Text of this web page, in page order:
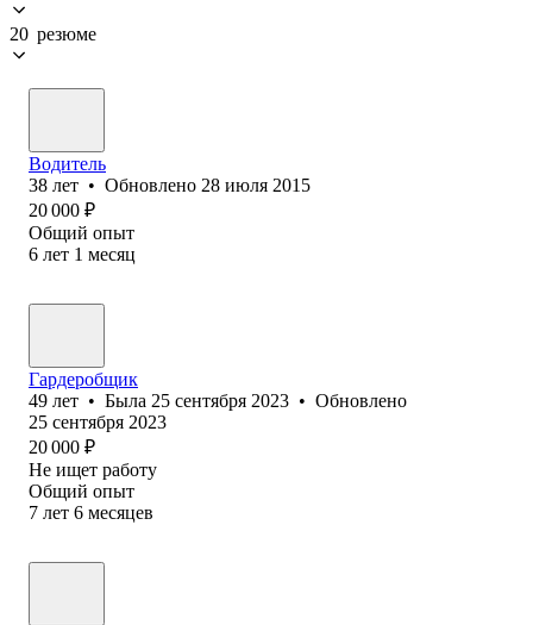
20 резюме
Водитель
38 лет • Обновлено 28 июля 2015
20 000 ₽
Общий опыт
6 лет 1 месяц
Гардеробщик
49 лет • Была 25 сентября 2023 • Обновлено
25 сентября 2023
20 000 ₽
Не ищет работу
Общий опыт
7 лет 6 месяцев